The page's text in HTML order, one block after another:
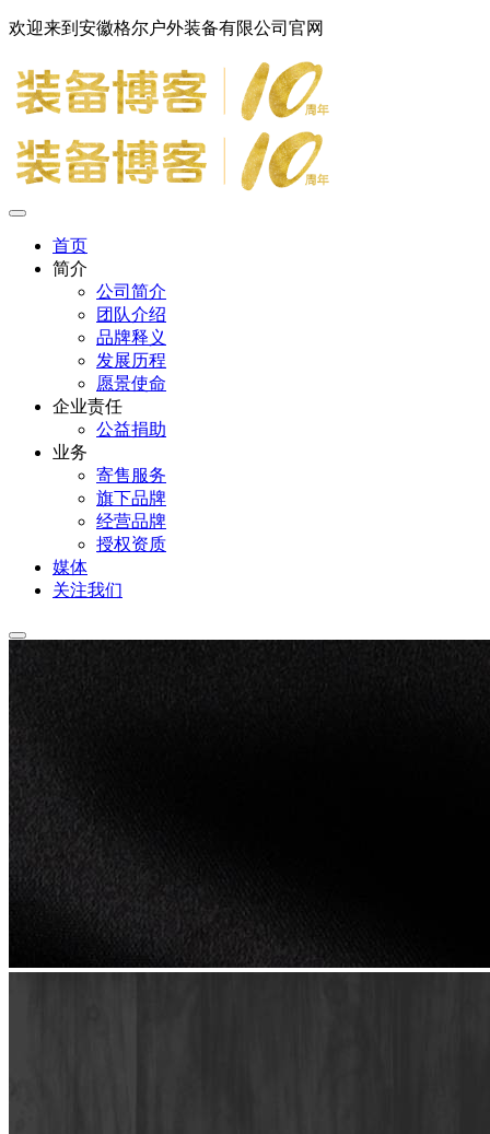
欢迎来到安徽格尔户外装备有限公司官网
首页
简介
公司简介
团队介绍
品牌释义
发展历程
愿景使命
企业责任
公益捐助
业务
寄售服务
旗下品牌
经营品牌
授权资质
媒体
关注我们